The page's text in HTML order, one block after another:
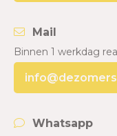
Mail
Binnen 1 werkdag
Whatsapp